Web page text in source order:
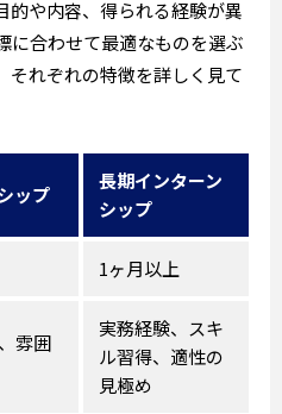
的や内容、得られる経験が異
に合わせて最適なものを選ぶ
それぞれの特徴を詳しく見て
ップ
長期インターン
シップ
1ヶ月以上
雰囲
実務経験、スキ
ル習得、適性の
見極め